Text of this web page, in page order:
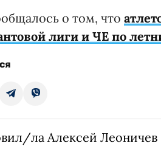
о том, что
лиги и ЧЕ по
ла Алексей Леоничев